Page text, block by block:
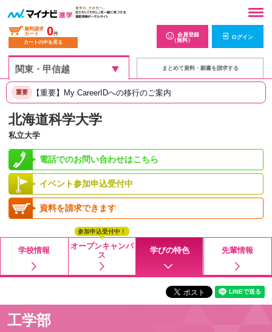
資料請求
カート
0件
カートの中を見る
会員登録
（無料）
ログイン
まとめて資料・願書を請求する
重要 【重要】My CareerIDへの移行のご案内
北海道科学大学
私立大学
電話でのお問い合わせはこちら
イベント参加申込受付中
資料を請求できます
学校情報
オープンキャンパ
ス
参加申込受付中！
学びの特色 先輩情報
工学部